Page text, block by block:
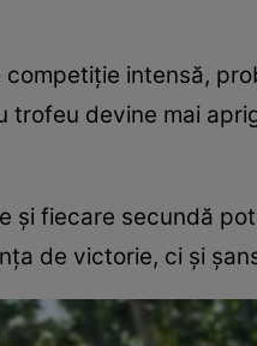
intensă,
trofeu devine mai
și fiecare secundă
de victorie, ci și